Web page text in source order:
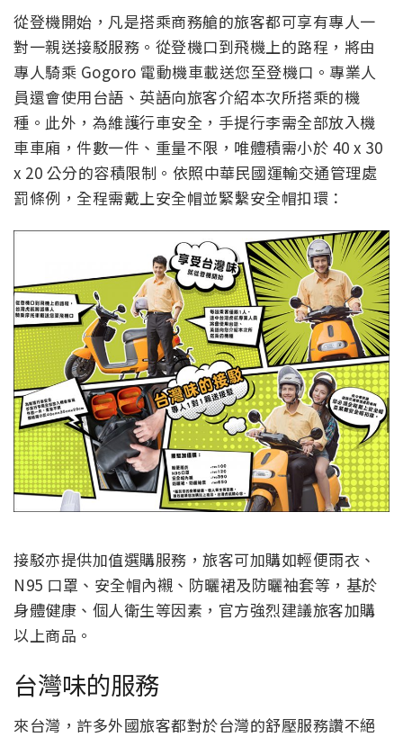
從登機開始，凡是搭乘商務艙的旅客都可享有專人一
對一親送接駁服務。從登機口到飛機上的路程，將由
專人騎乘 Gogoro 電動機車載送您至登機口。專業人
員還會使用台語、英語向旅客介紹本次所搭乘的機
種。此外，為維護行車安全，手提行李需全部放入機
車車廂，件數一件、重量不限，唯體積需小於 40 x 30
x 20 公分的容積限制。依照中華民國運輸交通管理處
罰條例，全程需戴上安全帽並緊繫安全帽扣環：
接駁亦提供加值選購服務，旅客可加購如輕便雨衣、
N95 口罩、安全帽內襯、防曬裙及防曬袖套等，基於
身體健康、個人衛生等因素，官方強烈建議旅客加購
以上商品。
台灣味的服務
來台灣，許多外國旅客都對於台灣的舒壓服務讚不絕